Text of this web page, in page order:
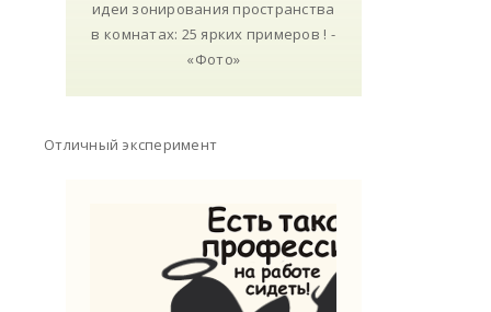
Отличный эксперимент